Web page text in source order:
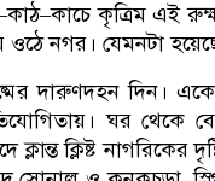
কৃত্রিম এই
ওঠে নগর। যেমনটা
দারুণদহন দিন।
ঘর থেকে
ক্লান্ত ক্লিষ্ট নাগরিকের